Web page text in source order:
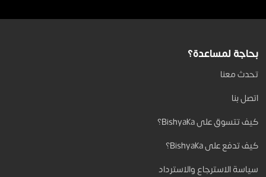
بحاجة لمساعدة؟
تحدث معنا
اتصل بنا
كيف تتسوق على Bishyaka؟
كيف تدفع على Bishyaka؟
سياسة الاسترجاع والاسترداد